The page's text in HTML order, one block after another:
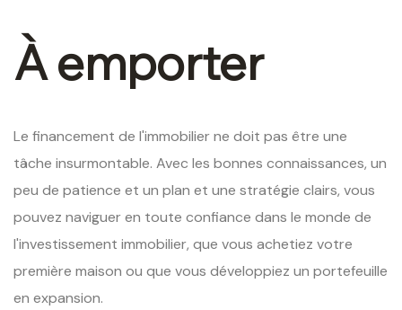
À emporter
Le financement de l'immobilier ne doit pas être une
tâche insurmontable. Avec les bonnes connaissances, un
peu de patience et un plan et une stratégie clairs, vous
pouvez naviguer en toute confiance dans le monde de
l'investissement immobilier, que vous achetiez votre
première maison ou que vous développiez un portefeuille
en expansion.